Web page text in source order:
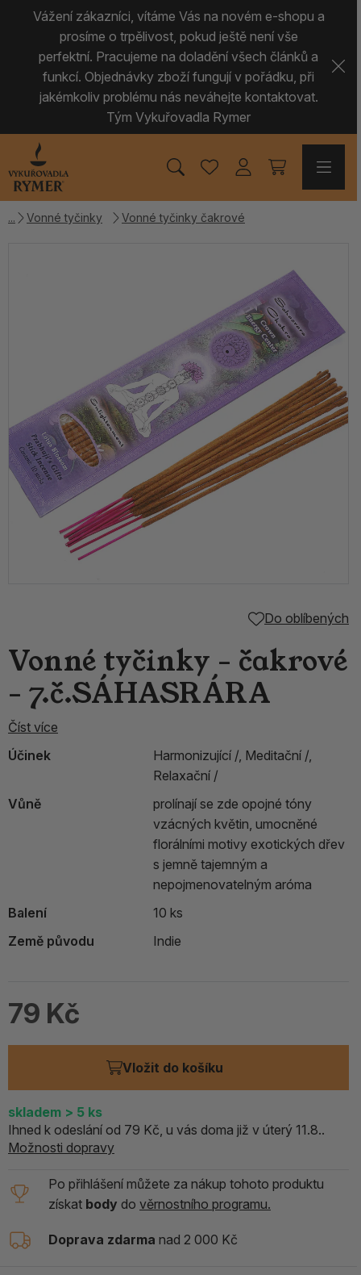
Vážení zákazníci, vítáme Vás na novém e-shopu a
prosíme o trpělivost, pokud ještě není vše
perfektní. Pracujeme na doladění všech článků a
funkcí. Objednávky zboží fungují v pořádku, při
jakémkoliv problému nás neváhejte kontaktovat.
Tým Vykuřovadla Rymer
Vonné tyčinky Vonné tyčinky čakrové
Do oblíbených
Vonné tyčinky - čakrové
- 7.č.SÁHASRÁRA
Číst více
Účinek
Harmonizující /, Meditační /,
Relaxační /
Vůně
prolínají se zde opojné tóny
vzácných květin, umocněné
florálními motivy exotických dřev
s jemně tajemným a
nepojmenovatelným aróma
Balení
10 ks
Země původu
Indie
79 Kč
Vložit do košíku
skladem > 5 ks
Ihned k odeslání od 79 Kč, u vás doma již v úterý 11.8..
Možnosti dopravy
Po přihlášení můžete za nákup tohoto produktu
získat body do věrnostního programu.
Doprava zdarma nad 2 000 Kč